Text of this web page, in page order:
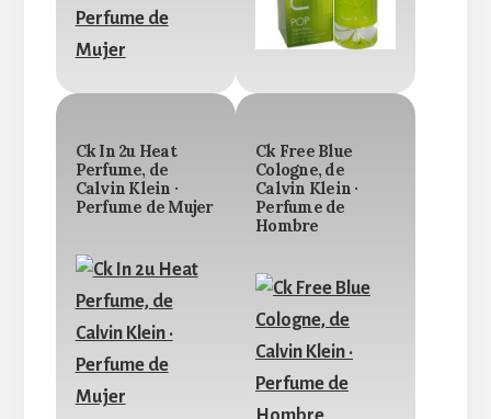
Ck In 2u Heat
Perfume, de
Calvin Klein ·
Perfume de Mujer
Ck Free Blue
Cologne, de
Calvin Klein ·
Perfume de
Hombre